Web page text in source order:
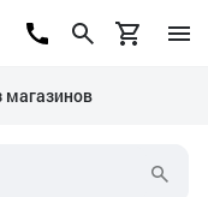
магазинов